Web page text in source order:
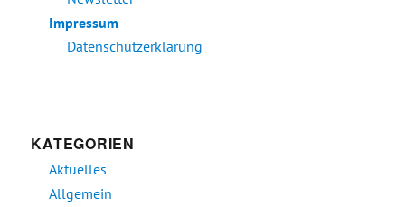
Impressum
Datenschutzerklärung
KATEGORIEN
Aktuelles
Allgemein